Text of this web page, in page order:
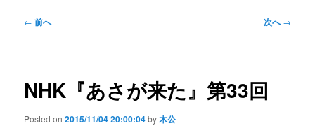
投
ー
ョ
← 前へ 次へ→
NHK『あさが来た』第33回
Posted on2015/11/04 20:00:04by木公